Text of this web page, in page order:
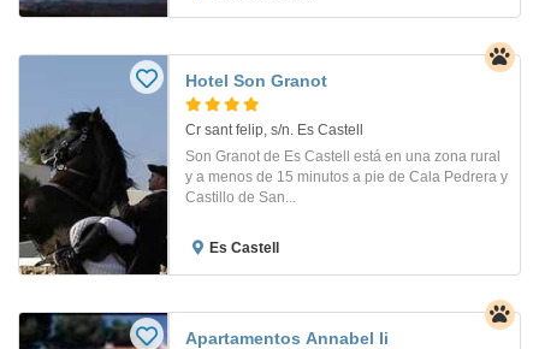
Hotel Son Granot
Cr sant felip, s/n. Es Castell
Son Granot de Es Castell está en una zona rural
y a menos de 15 minutos a pie de Cala Pedrera y
Castillo de San...
Es Castell
Apartamentos Annabel Ii